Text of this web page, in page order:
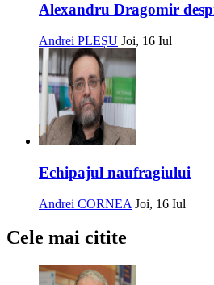
Alexandru Dragomir
Andrei PLEȘU Joi, 16 Iul
Echipajul naufragiului
Andrei CORNEA Joi, 16 Iul
Cele mai citite